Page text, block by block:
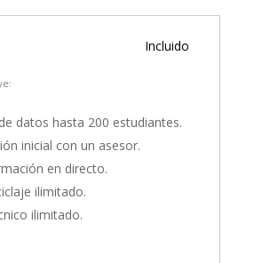
Incluido
datos hasta 200 estudiantes.
inicial con un asesor.
en directo.
ilimitado.
ilimitado.